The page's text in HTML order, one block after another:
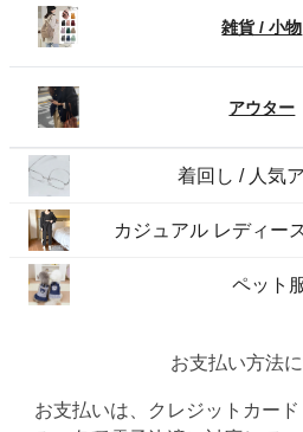
雑貨 / 小物
アウター
着回し / 人気
カジュアル レディー
ペット
お支払い方法
お支払いは、クレジットカー